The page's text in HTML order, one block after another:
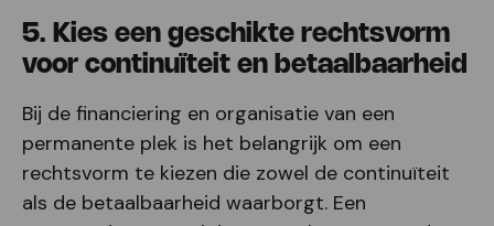
5. Kies een geschikte rechtsvorm
voor continuïteit en betaalbaarheid
Bij de financiering en organisatie van een
permanente plek is het belangrijk om een
rechtsvorm te kiezen die zowel de continuïteit
als de betaalbaarheid waarborgt. Een